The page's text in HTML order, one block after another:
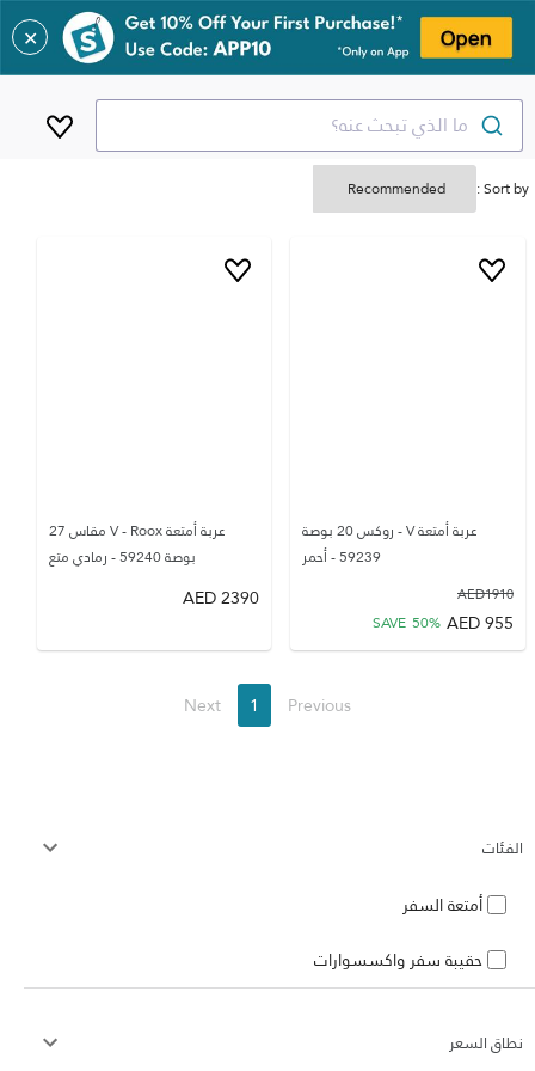
✕
ما الذي تبحث عنه؟
الفئات
أمتعة السفر
حقيبة سفر واكسسوارات
نطاق السعر
Sort by :
عربة أمتعة V - روكس 20 بوصة
59239 - أحمر
1910
AED
955
AED
SAVE 50%
عربة أمتعة V - Roox مقاس 27
بوصة 59240 - رمادي متع
2390
AED
Previous
1
Next